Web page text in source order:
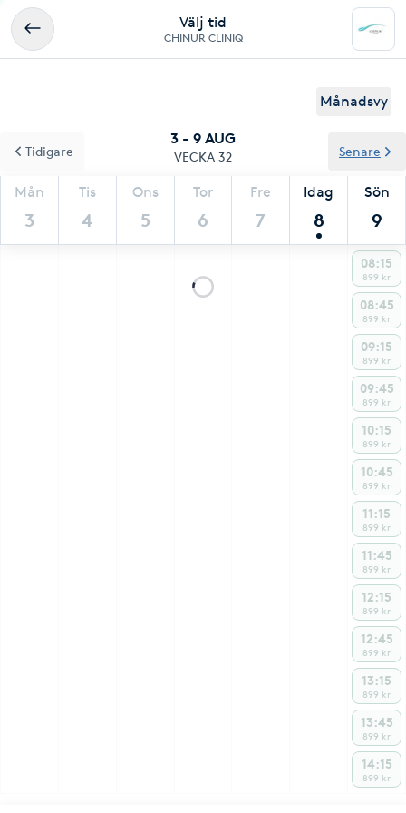
Välj tid
CHINUR CLINIQ
Månadsvy
3 - 9 AUG
VECKA 32
Mån
3
Tis
4
Ons
5
Tor
6
Fre
7
Idag
8
Sön
9
Tidigare Senare
08:15
899 kr
08:45
899 kr
09:15
899 kr
09:45
899 kr
10:15
899 kr
10:45
899 kr
11:15
899 kr
11:45
899 kr
12:15
899 kr
12:45
899 kr
13:15
899 kr
13:45
899 kr
14:15
899 kr